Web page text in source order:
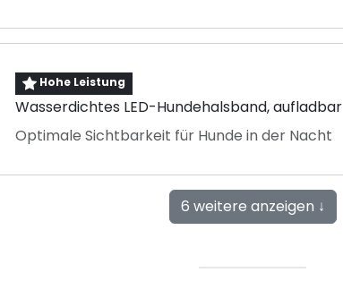
Hohe Leistung
Wasserdichtes LED-Hundehalsband, aufladbar
Optimale Sichtbarkeit für Hunde in der Nacht
6 weitere anzeigen ↓